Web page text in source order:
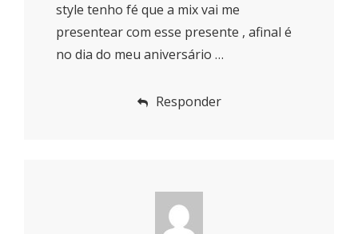
style tenho fé que a mix vai me
presentear com esse presente , afinal é
no dia do meu aniversário …
Responder